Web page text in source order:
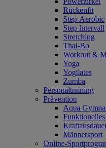
Rückenfit
Step-Aerobic
Step Intervall
Stretching
Thai-Bo
Workout &
Yoga
Yogilates
Zumba
Personaltraining
Prävention
Aqua
Männersport
Online-